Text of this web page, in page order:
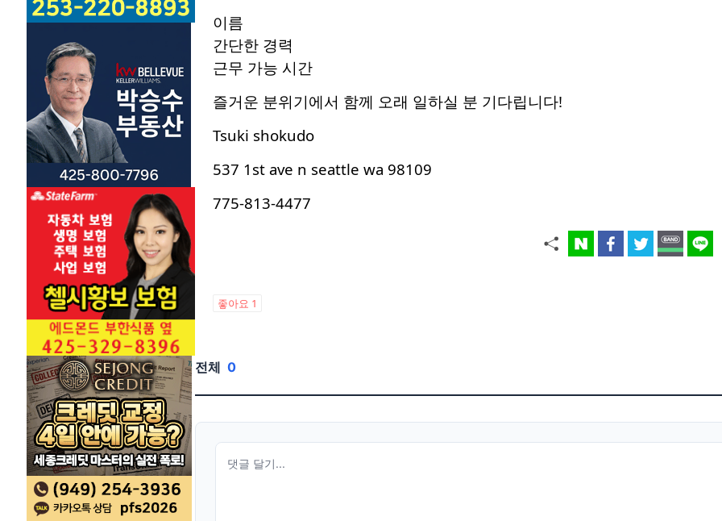
이름
간단한 경력
근무 가능 시간
즐거운 분위기에서 함께 오래 일하실 분 기다립니다!
Tsuki shokudo
537 1st ave n seattle wa 98109
775-813-4477
좋아요 1
전체 0